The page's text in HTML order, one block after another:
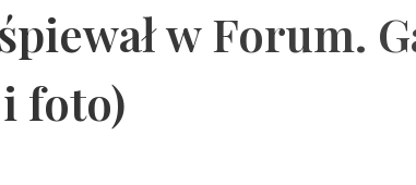
w Forum.
foto)